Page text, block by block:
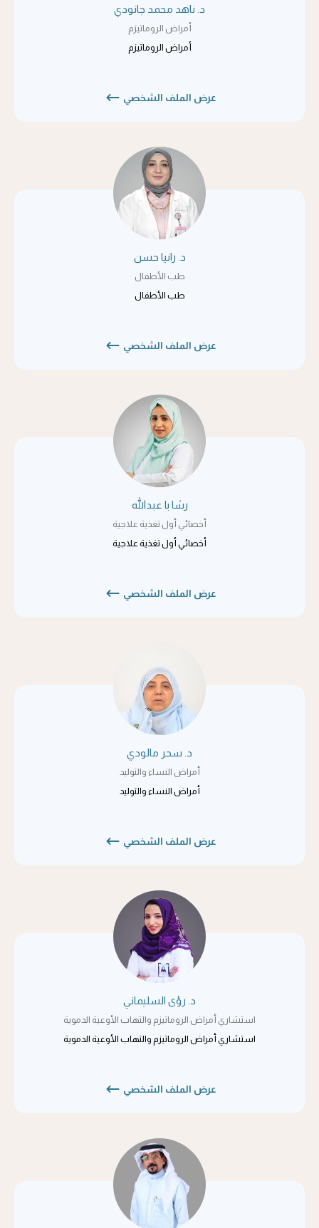
د. ناهد محمد جانودي
أمراض الروماتيزم
أمراض الروماتيزم
عرض الملف الشخصي
د. رانيا حسن
طب الأطفال
طب الأطفال
عرض الملف الشخصي
رشا با عبدالله
أخصائي أول تغذية علاجية
أخصائي أول تغذية علاجية
عرض الملف الشخصي
د. سحر مالودي
أمراض النساء والتوليد
أمراض النساء والتوليد
عرض الملف الشخصي
د. رؤى السليماني
استشاري أمراض الروماتيزم والتهاب الأوعية الدموية
استشاري أمراض الروماتيزم والتهاب الأوعية الدموية
عرض الملف الشخصي